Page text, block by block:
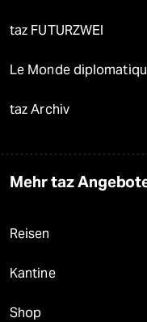
taz FUTURZWEI
Le Monde
taz Archiv
Mehr taz
Reisen
Kantine
Shop